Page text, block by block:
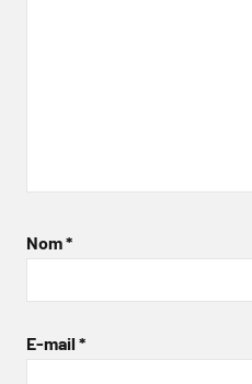
Nom*
E-mail *